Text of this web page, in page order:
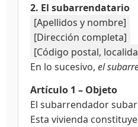
2. El subarrendatario
[Apellidos y nombre]
[Dirección completa]
[Código postal,
En lo sucesivo, el
Artículo 1 – Objeto
El subarrendador
Esta vivienda